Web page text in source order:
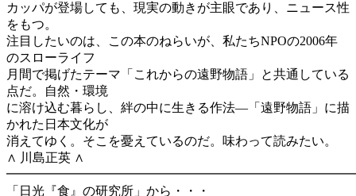
カッパが登場しても、現実の動きが主眼であり、ニュース性
をもつ。
注目したいのは、この本のねらいが、私たちNPOの2006年
のスローライフ
月間で掲げたテーマ「これからの遠野物語」と共通している
点だ。自然・環境
に溶け込む暮らし、絆の中に生きる作法―「遠野物語」に描
かれた日本文化が
消えてゆく。そこを憂えているのだ。味わって読みたい。
∧ 川島正英 ∧
「日光『食』の研究所」から・・・